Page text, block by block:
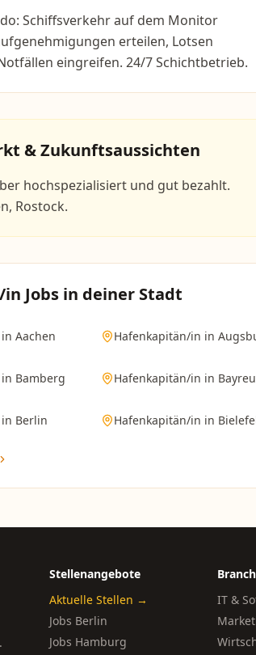
Schiffsverkehr auf dem Monitor
erteilen, Lotsen
eingreifen. 24/7 Schichtbetrieb.
& Zukunftsaussichten
hochspezialisiert und gut bezahlt.
Rostock.
in Jobs in deiner Stadt
in Aachen Hafenkapitän/in in
in Bamberg Hafenkapitän/in in
in Berlin Hafenkapitän/in in
Stellenangebote
Aktuelle Stellen →
Jobs Berlin
Jobs Hamburg
IT &